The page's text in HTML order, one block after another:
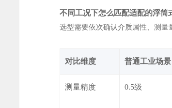
不同工况下怎么匹配适配的浮筒
选型需要依次确认介质属性、测量
对比维度 普通工业场景
测量精度 0.5级